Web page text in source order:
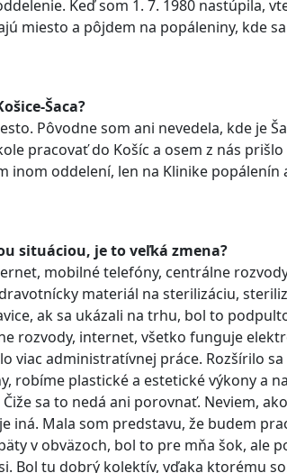
Keď som 1. 7. 1980 nastúpila,
miesto a pôjdem na popáleniny, kde
Šaca?
Pôvodne som ani nevedela, kde je
pracovať do Košíc a osem z nás
inom oddelení, len na Klinike
situáciou, je to veľká zmena?
mobilné telefóny, centrálne
materiál na sterilizáciu,
ak sa ukázali na trhu, bol to
rozvody, internet, všetko funguje
viac administratívnej práce. Rozšírilo
robíme plastické a estetické výkony a
sa to nedá ani porovnať. Neviem,
iná. Mala som predstavu, že budem
v obväzoch, bol to pre mňa šok, ale
Bol tu dobrý kolektív, vďaka ktorému